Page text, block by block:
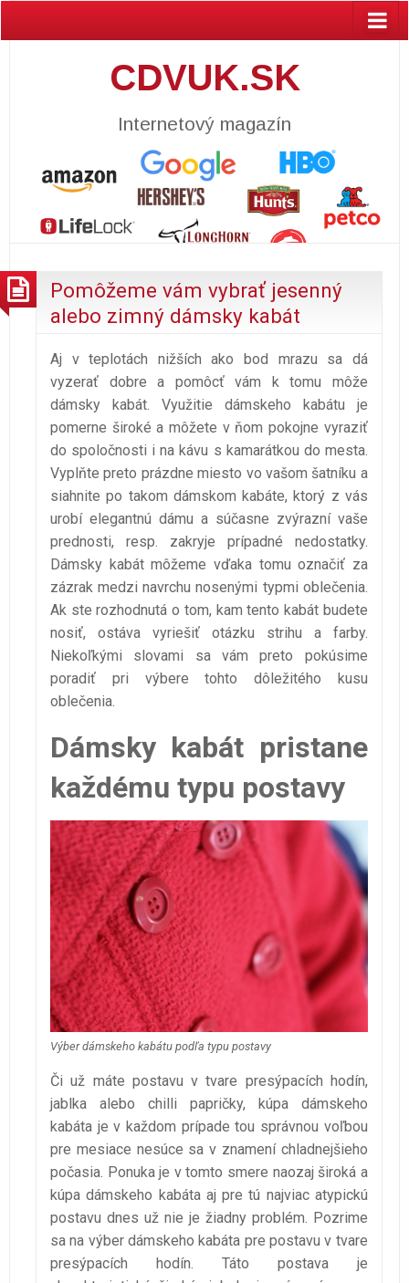
CDVUK.SK
Internetový magazín
Pomôžeme vám vybrať jesenný
alebo zimný dámsky kabát
Aj v teplotách nižších ako bod mrazu sa dá
vyzerať dobre a pomôcť vám k tomu môže
dámsky kabát. Využitie dámskeho kabátu je
pomerne široké a môžete v ňom pokojne vyraziť
do spoločnosti i na kávu s kamarátkou do mesta.
Vyplňte preto prázdne miesto vo vašom šatníku a
siahnite po takom dámskom kabáte, ktorý z vás
urobí elegantnú dámu a súčasne zvýrazní vaše
prednosti, resp. zakryje prípadné nedostatky.
Dámsky kabát môžeme vďaka tomu označiť za
zázrak medzi navrchu nosenými typmi oblečenia.
Ak ste rozhodnutá o tom, kam tento kabát budete
nosiť, ostáva vyriešiť otázku strihu a farby.
Niekoľkými slovami sa vám preto pokúsime
poradiť pri výbere tohto dôležitého kusu
oblečenia.
Dámsky kabát pristane
každému typu postavy
Výber dámskeho kabátu podľa typu postavy
Či už máte postavu v tvare presýpacích hodín,
jablka alebo chilli papričky, kúpa dámskeho
kabáta je v každom prípade tou správnou voľbou
pre mesiace nesúce sa v znamení chladnejšieho
počasia. Ponuka je v tomto smere naozaj široká a
kúpa dámskeho kabáta aj pre tú najviac atypickú
postavu dnes už nie je žiadny problém. Pozrime
sa na výber dámskeho kabáta pre postavu v tvare
presýpacích hodín. Táto postava je